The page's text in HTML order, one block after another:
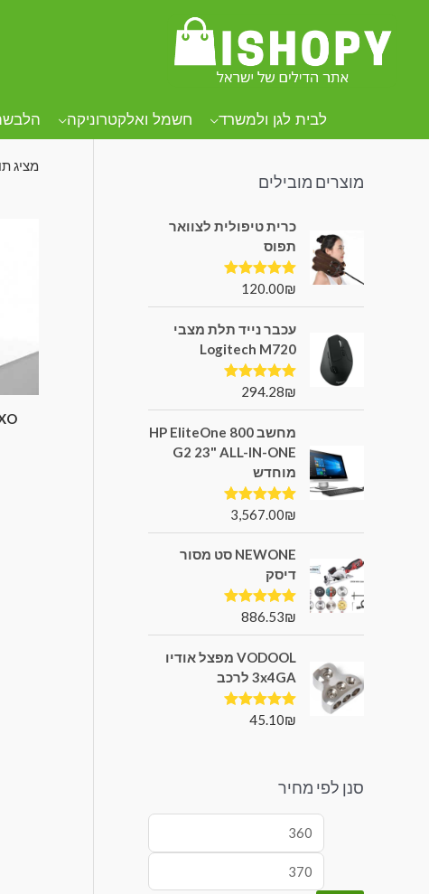
לבית לגן ולמשרד חשמל ואלקטרוניקה
קטגוריות מוצרים
מוצרים מובילים
כרית טיפולית לצוואר
תפוס
דורג5.00
120.00₪
עכבר נייד תלת מצבי
Logitech M720
דורג5.00
294.28₪
מחשב HP EliteOne 800
G2 23" ALL-IN-ONE
מוחדש
דורג5.00
3,567.00₪
NEWONE סט מסור
דיסק
דורג5.00
886.53₪
VODOOL מפצל אודיו
3x4GA לרכב
דורג5.00
45.10₪
סנן לפי מחיר
מציג